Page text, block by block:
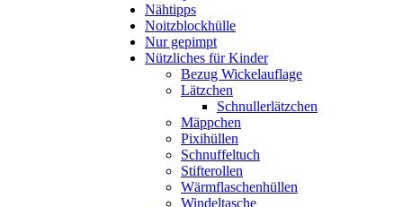
Nähtipps
Noitzblockhülle
Nur gepimpt
Nützliches für Kinder
Bezug Wickelauflage
Lätzchen
Schnullerlätzchen
Mäppchen
Pixihüllen
Schnuffeltuch
Stifterollen
Wärmflaschenhüllen
Windeltasche